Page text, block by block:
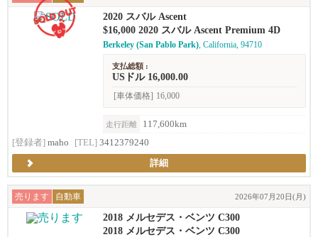
2020 スバル Ascent
$16,000 2020 スバル Ascent Premium 4D
Berkeley (San Pablo Park), California, 94710
支払総額 :
USドル 16,000.00
[車体価格] 16,000
走行距離
117,600km
[登録者] maho [TEL] 3412379240
詳細
売ります 自動車 2026年07月20日(月)
2018 メルセデス・ベンツ C300
2018 メルセデス・ベンツ C300